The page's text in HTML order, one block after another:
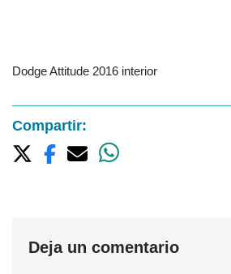
Dodge Attitude 2016 interior
Compartir:
Deja un comentario